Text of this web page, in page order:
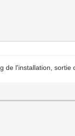
l'installation,